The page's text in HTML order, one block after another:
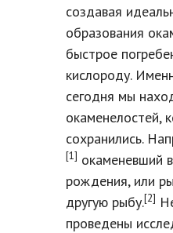
создавая
образования
быстрое
кислороду.
сегодня мы
окаменелостей,
сохранились.
[1] окаменевший
рождения, или
другую рыбу.[2]
проведены